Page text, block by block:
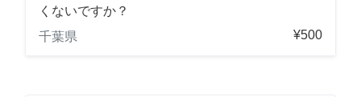
くないですか？
千葉県
¥500